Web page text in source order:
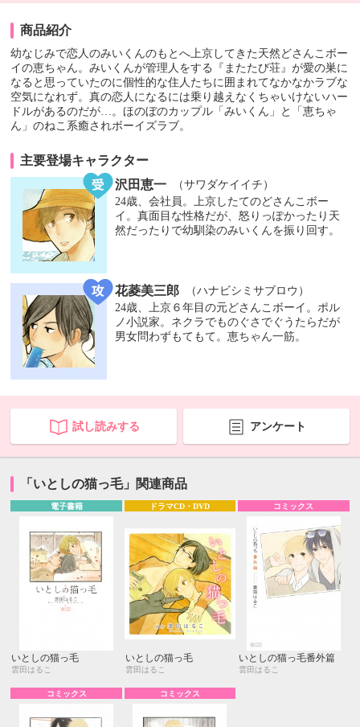
商品紹介
幼なじみで恋人のみいくんのもとへ上京してきた天然どさんこボー
イの恵ちゃん。みいくんが管理人をする『またたび荘』が愛の巣に
なると思っていたのに個性的な住人たちに囲まれてなかなかラブな
空気になれず。真の恋人になるには乗り越えなくちゃいけないハー
ドルがあるのだが…。ほのぼのカップル「みいくん」と「恵ちゃ
ん」のねこ系癒されボーイズラブ。
主要登場キャラクター
沢田恵一
（サワダケイイチ）
24歳、会社員。上京したてのどさんこボー
イ。真面目な性格だが、怒りっぽかったり天
然だったりで幼馴染のみいくんを振り回す。
花菱美三郎
（ハナビシミサブロウ）
24歳、上京６年目の元どさんこボーイ。ポル
ノ小説家。ネクラでものぐさでぐうたらだが
男女問わずもてもて。恵ちゃん一筋。
試し読みする アンケート
「いとしの猫っ毛」関連商品
電子書籍
いとしの猫っ毛
雲田はるこ
ドラマCD・DVD
いとしの猫っ毛
雲田はるこ
コミックス
いとしの猫っ毛番外篇
雲田はるこ
コミックス コミックス